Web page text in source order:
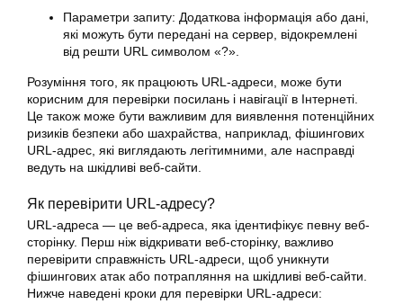
Параметри запиту: Додаткова інформація або дані,
які можуть бути передані на сервер, відокремлені
від решти URL символом «?».
Розуміння того, як працюють URL-адреси, може бути
корисним для перевірки посилань і навігації в Інтернеті.
Це також може бути важливим для виявлення потенційних
ризиків безпеки або шахрайства, наприклад, фішингових
URL-адрес, які виглядають легітимними, але насправді
ведуть на шкідливі веб-сайти.
Як перевірити URL-адресу?
URL-адреса — це веб-адреса, яка ідентифікує певну веб-
сторінку. Перш ніж відкривати веб-сторінку, важливо
перевірити справжність URL-адреси, щоб уникнути
фішингових атак або потрапляння на шкідливі веб-сайти.
Нижче наведені кроки для перевірки URL-адреси: